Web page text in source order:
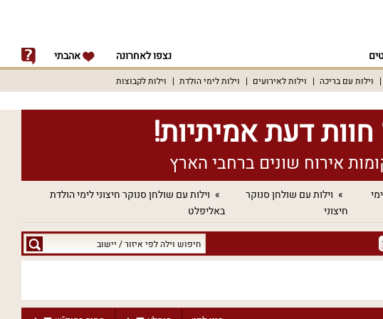
נצפו לאחרונה אהבתי
וילות עם בריכה וילות לאירועים וילות לימי הולדת וילות לקבוצות
וילות עם שולחן סנוקר
חיצוני
וילות עם שולחן סנוקר חיצוני לימי הולדת
באליפלט
חיפוש
וילה
/